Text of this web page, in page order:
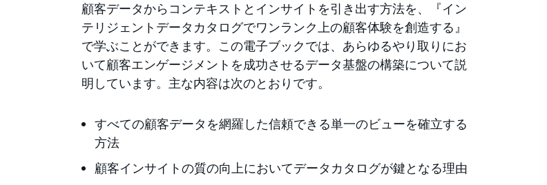
顧客データからコンテキストとインサイトを引き出す方法を、『イン
テリジェントデータカタログでワンランク上の顧客体験を創造する』
で学ぶことができます。この電子ブックでは、あらゆるやり取りにお
いて顧客エンゲージメントを成功させるデータ基盤の構築について説
明しています。主な内容は次のとおりです。
すべての顧客データを網羅した信頼できる単一のビューを確立する
方法
顧客インサイトの質の向上においてデータカタログが鍵となる理由